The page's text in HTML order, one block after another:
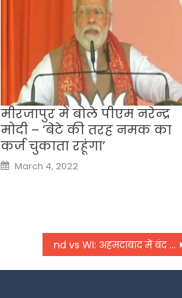
मीरजापुर में बोले पीएम नरेन्‍द्र
मोदी – ‘बेटे की तरह नमक का
कर्ज चुकाता रहूंंगा’
Posted
on
March 4, 2022
nd vs WI: अहमदाबाद में बंद दरवाजे के पीछे खेली जाएगी वनडे सीरीज